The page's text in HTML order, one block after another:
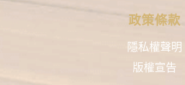
政策條款
隱私權聲明
版權宣告